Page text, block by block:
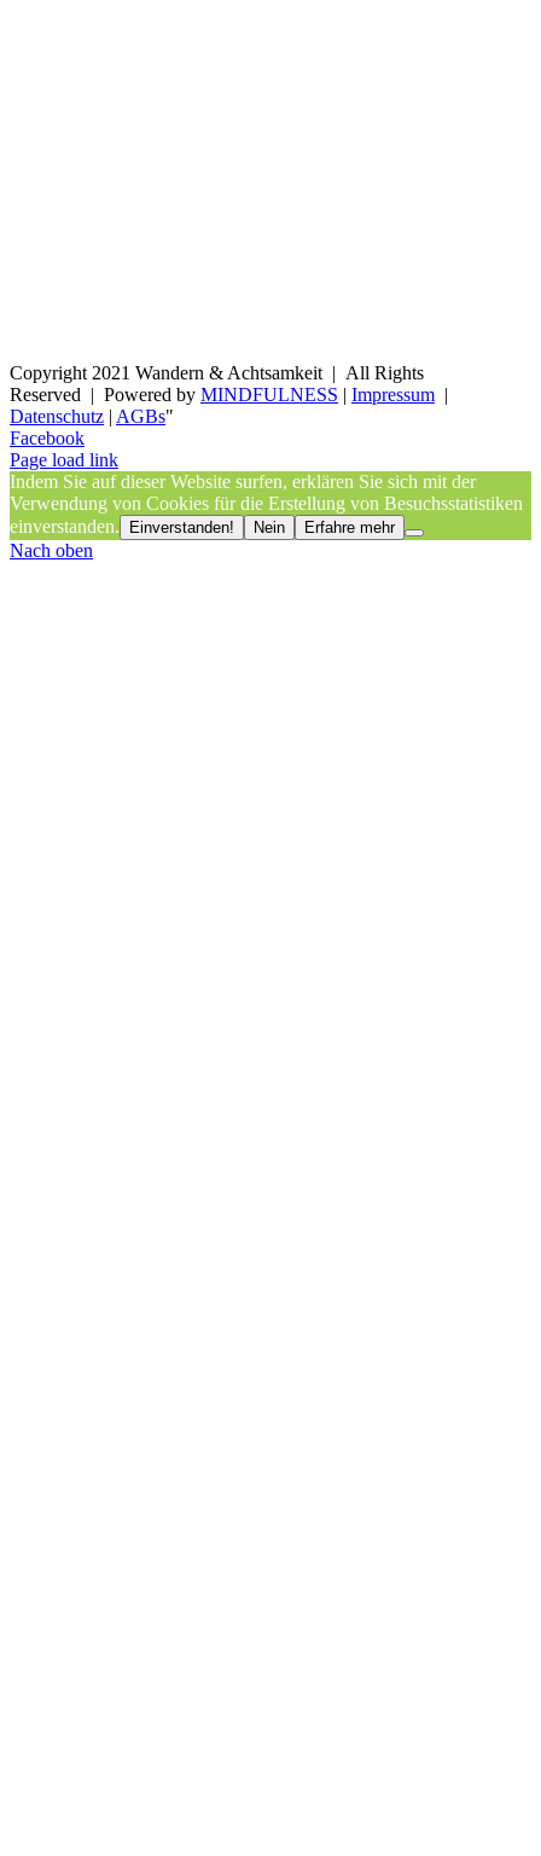
Copyright 2021 Wandern & Achtsamkeit | All Rights
Reserved | Powered by MINDFULNESS | Impressum |
Datenschutz | AGBs"
Facebook
Page load link
Indem Sie auf dieser Website surfen, erklären Sie sich mit der
Verwendung von Cookies für die Erstellung von Besuchsstatistiken
einverstanden.
Einverstanden! Nein Erfahre mehr
Nach oben